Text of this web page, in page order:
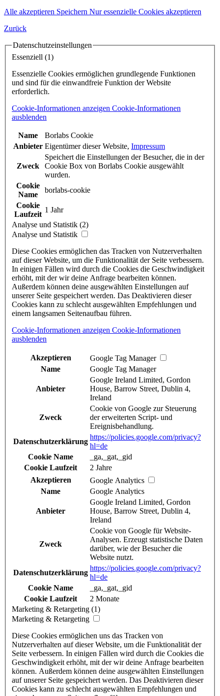
Alle akzeptieren Speichern Nur essenzielle Cookies akzeptieren
Zurück
Datenschutzeinstellungen
Essenziell (1)
Essenzielle Cookies ermöglichen grundlegende Funktionen
und sind für die einwandfreie Funktion der Website
erforderlich.
Cookie-Informationen anzeigen Cookie-Informationen
ausblenden
Name
Borlabs Cookie
Anbieter Eigentümer dieser Website, Impressum
Zweck
Speichert die Einstellungen der Besucher, die in der
Cookie Box von Borlabs Cookie ausgewählt
wurden.
Cookie
Name
borlabs-cookie
Cookie
Laufzeit
1 Jahr
Analyse und Statistik (2)
Analyse und Statistik
Diese Cookies ermöglichen das Tracken von Nutzerverhalten
auf dieser Website, um die Funktionalität der Seite verbessern.
In einigen Fällen wird durch die Cookies die Geschwindigkeit
erhöht, mit der wir deine Anfrage bearbeiten können.
Außerdem können deine ausgewählten Einstellungen auf
unserer Seite gespeichert werden. Das Deaktivieren dieser
Cookies kann zu schlecht ausgewählten Empfehlungen und
einem langsamen Seitenaufbau führen.
Cookie-Informationen anzeigen Cookie-Informationen
ausblenden
Akzeptieren
Google Tag Manager
Name
Google Tag Manager
Anbieter
Google Ireland Limited, Gordon
House, Barrow Street, Dublin 4,
Ireland
Zweck
Cookie von Google zur Steuerung
der erweiterten Script- und
Ereignisbehandlung.
Datenschutzerklärung
https://policies.google.com/privacy?
hl=de
Cookie Name
_ga,_gat,_gid
Cookie Laufzeit
2 Jahre
Akzeptieren
Google Analytics
Name
Google Analytics
Anbieter
Google Ireland Limited, Gordon
House, Barrow Street, Dublin 4,
Ireland
Zweck
Cookie von Google für Website-
Analysen. Erzeugt statistische Daten
darüber, wie der Besucher die
Website nutzt.
Datenschutzerklärung
https://policies.google.com/privacy?
hl=de
Cookie Name
_ga,_gat,_gid
Cookie Laufzeit
2 Monate
Marketing & Retargeting (1)
Marketing & Retargeting
Diese Cookies ermöglichen uns das Tracken von
Nutzerverhalten auf dieser Website, um die Funktionalität der
Seite verbessern. In einigen Fällen wird durch die Cookies die
Geschwindigkeit erhöht, mit der wir deine Anfrage bearbeiten
können. Außerdem können deine ausgewählten Einstellungen
auf unserer Seite gespeichert werden. Das Deaktivieren dieser
Cookies kann zu schlecht ausgewählten Empfehlungen und